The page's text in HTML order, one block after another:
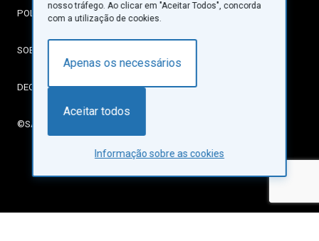
POLÍTICA DE PRIVACIDADE
SOBRE COOKIES
DECLARAÇÃO DE ACESSIBILIDADE
©SANTA CASA DA MISERICÓRDIA DE LISBOA
nosso tráfego. Ao clicar em "Aceitar Todos", concorda
com a utilização de cookies.
Apenas os necessários
Aceitar todos
Informação sobre as cookies